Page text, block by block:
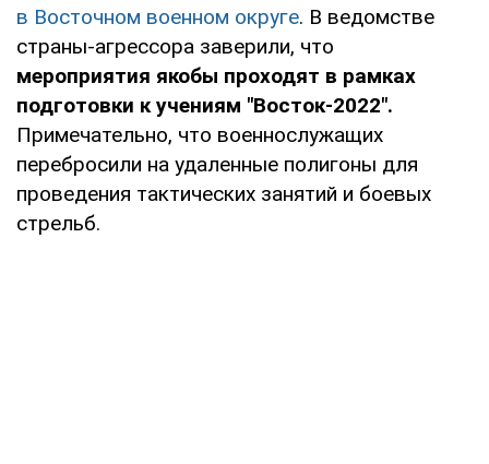
в Восточном военном округе. В ведомстве
страны-агрессора заверили, что
мероприятия якобы проходят в рамках
подготовки к учениям "Восток-2022".
Примечательно, что военнослужащих
перебросили на удаленные полигоны для
проведения тактических занятий и боевых
стрельб.